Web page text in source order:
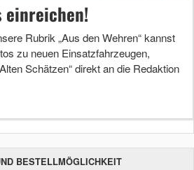
einreichen!
Rubrik „Aus den Wehren“ kannst
zu neuen Einsatzfahrzeugen,
Schätzen“ direkt an die Redaktion
BESTELLMÖGLICHKEIT